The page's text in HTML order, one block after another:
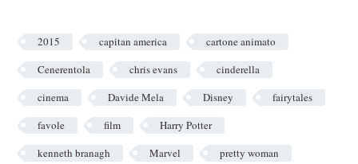
2015 capitan america
cartone animato
Cenerentola
chris evans
cinderella
cinema
Davide Mela Disney
fairytales
favole
film
Harry Potter
kenneth branagh
Marvel
pretty woman